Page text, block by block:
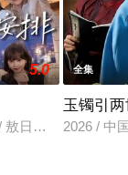
5.0
敖日格勒＆象韵洁
全集
玉镯引
2026 / 中